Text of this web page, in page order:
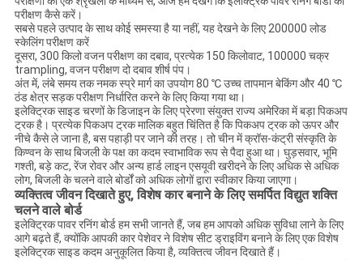
परीक्षण कैसे करें।
सबसे पहले उत्पाद के साथ कोई समस्या है या नहीं, यह देखने के लिए 200000 लोड
स्केलिंग परीक्षण करें
दूसरा, 300 किलो वजन परीक्षण का दबाव, प्रत्येक 150 किलोवाट, 100000 चक्र
trampling, वजन परीक्षण दो दबाव शीर्ष पंप।
अंत में, लंबे समय तक नमक स्प्रे मार्ग का उपयोग 80 ℃ उच्च तापमान बेकिंग और 40 ℃
ठंड क्षेत्र सड़क परीक्षण निर्धारित करने के लिए किया गया था।
इलेक्ट्रिक साइड चरणों के डिजाइन के लिए प्रेरणा संयुक्त राज्य अमेरिका में बड़ा पिकअप
ट्रक है। प्रत्येक पिकअप ट्रक मालिक बहुत चिंतित है कि पिकअप ट्रक को ऊपर और
नीचे कैसे ले जाना है, बस पहाड़ी पर जाने की तरह। तो चीन में क्रॉस-कंट्री संस्कृति के
किण्वन के साथ बिजली के पक्ष का कदम स्वाभाविक रूप से पैदा हुआ था। घुड़सवार, भूमि
गश्ती, बड़े कट, रेंज रोवर और अन्य हार्ड लाइन एसयूवी खरीदने के लिए अधिक से अधिक
लोग, बिजली के चलने वाले बोर्डों को अधिक लोगों द्वारा स्वीकार किया जाएगा।
व्यक्तित्व जीवन दिखाते हुए, विशेष कार बनाने के लिए समर्पित विद्युत शक्ति
चलने वाले बोर्ड
इलेक्ट्रिक पावर रनिंग बोर्ड हम सभी जानते हैं, जब हम आपको अधिक सुविधा लाने के लिए
आगे बढ़ते हैं, क्योंकि आपकी कार पेशेवर ने विशेष सीट ड्राइविंग बनाने के लिए एक विशेष
इलेक्ट्रिक साइड कदम अनुकूलित किया है, व्यक्तित्व जीवन दिखाते हैं।